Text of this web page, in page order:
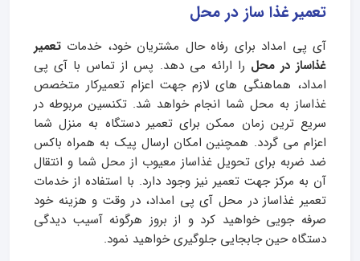
تعمیر غذا ساز در محل
آی پی امداد برای رفاه حال مشتریان خود، خدمات تعمیر
غذاساز در محل را ارائه می دهد. پس از تماس با آی پی
امداد، هماهنگی های لازم جهت اعزام تعمیرکار متخصص
غذاساز به محل شما انجام خواهد شد. تکنسین مربوطه در
سریع ترین زمان ممکن برای تعمیر دستگاه به منزل شما
اعزام می گردد. همچنین امکان ارسال پیک به همراه باکس
ضد ضربه برای تحویل غذاساز معیوب از محل شما و انتقال
آن به مرکز جهت تعمیر نیز وجود دارد. با استفاده از خدمات
تعمیر غذاساز در محل آی پی امداد، در وقت و هزینه خود
صرفه جویی خواهید کرد و از بروز هرگونه آسیب دیدگی
دستگاه حین جابجایی جلوگیری خواهید نمود.